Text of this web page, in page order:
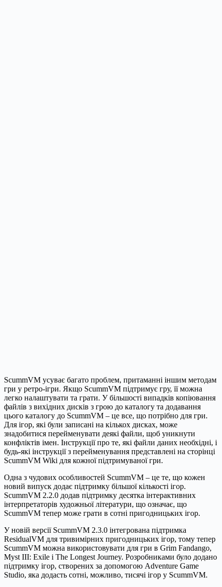
ScummVM усуває багато проблем, притаманні іншим методам
гри у ретро-ігри. Якщо ScummVM підтримує гру, її можна
легко налаштувати та грати. У більшості випадків копіювання
файлів з вихідних дисків з грою до каталогу та додавання
цього каталогу до ScummVM – це все, що потрібно для гри.
Для ігор, які були записані на кількох дисках, може
знадобитися перейменувати деякі файли, щоб уникнути
конфліктів імен. Інструкції про те, які файли даних необхідні, і
будь-які інструкції з перейменування представлені на сторінці
ScummVM Wiki для кожної підтримуваної гри.
Одна з чудових особливостей ScummVM – це те, що кожен
новий випуск додає підтримку більшої кількості ігор.
ScummVM 2.2.0 додав підтримку десятка інтерактивних
інтерпретаторів художньої літератури, що означає, що
ScummVM тепер може грати в сотні пригодницьких ігор.
У новій версії ScummVM 2.3.0 інтегрована підтримка
ResidualVM для тривимірних пригодницьких ігор, тому тепер
ScummVM можна використовувати для гри в Grim Fandango,
Myst III: Exile і The Longest Journey. Розробниками було додано
підтримку ігор, створених за допомогою Adventure Game
Studio, яка додасть сотні, можливо, тисячі ігор у ScummVM.